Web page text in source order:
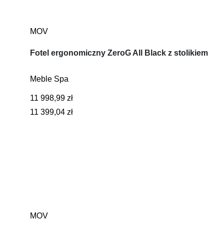
MOV
Fotel ergonomiczny ZeroG All Black z stolikiem
Meble Spa
11 998,99 zł
11 399,04 zł
MOV